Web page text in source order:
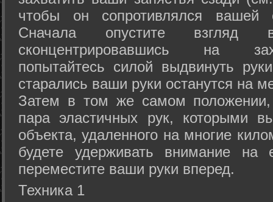
чтобы он сопротивлялся вашей
Сначала опустите
сконцентрировавшись на
попытайтесь силой выдвинуть
старались ваши руки останутся на
Затем в том же самом положении,
пара эластичных рук, которыми
объекта, удаленного на многие
будете удерживать внимание на
переместите ваши руки вперед.
Техника 1